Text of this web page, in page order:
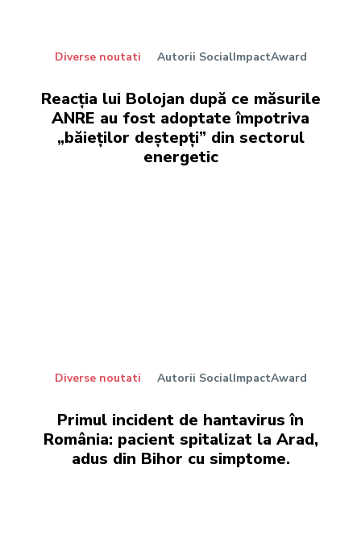
Diverse noutati Autorii SocialImpactAward
Reacția lui Bolojan după ce măsurile
ANRE au fost adoptate împotriva
„băieților deștepți” din sectorul
energetic
Diverse noutati Autorii SocialImpactAward
Primul incident de hantavirus în
România: pacient spitalizat la Arad,
adus din Bihor cu simptome.